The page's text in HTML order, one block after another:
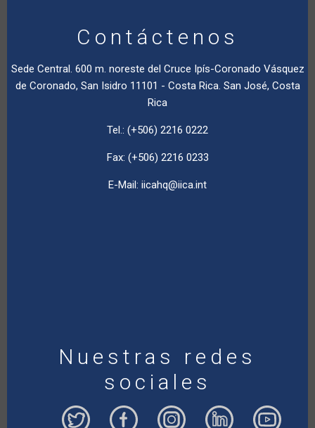
Contáctenos
Sede Central. 600 m. noreste del Cruce Ipís-Coronado Vásquez
de Coronado, San Isidro 11101 - Costa Rica. San José, Costa
Rica
Tel.: (+506) 2216 0222
Fax: (+506) 2216 0233
E-Mail: iicahq@iica.int
Nuestras redes
sociales